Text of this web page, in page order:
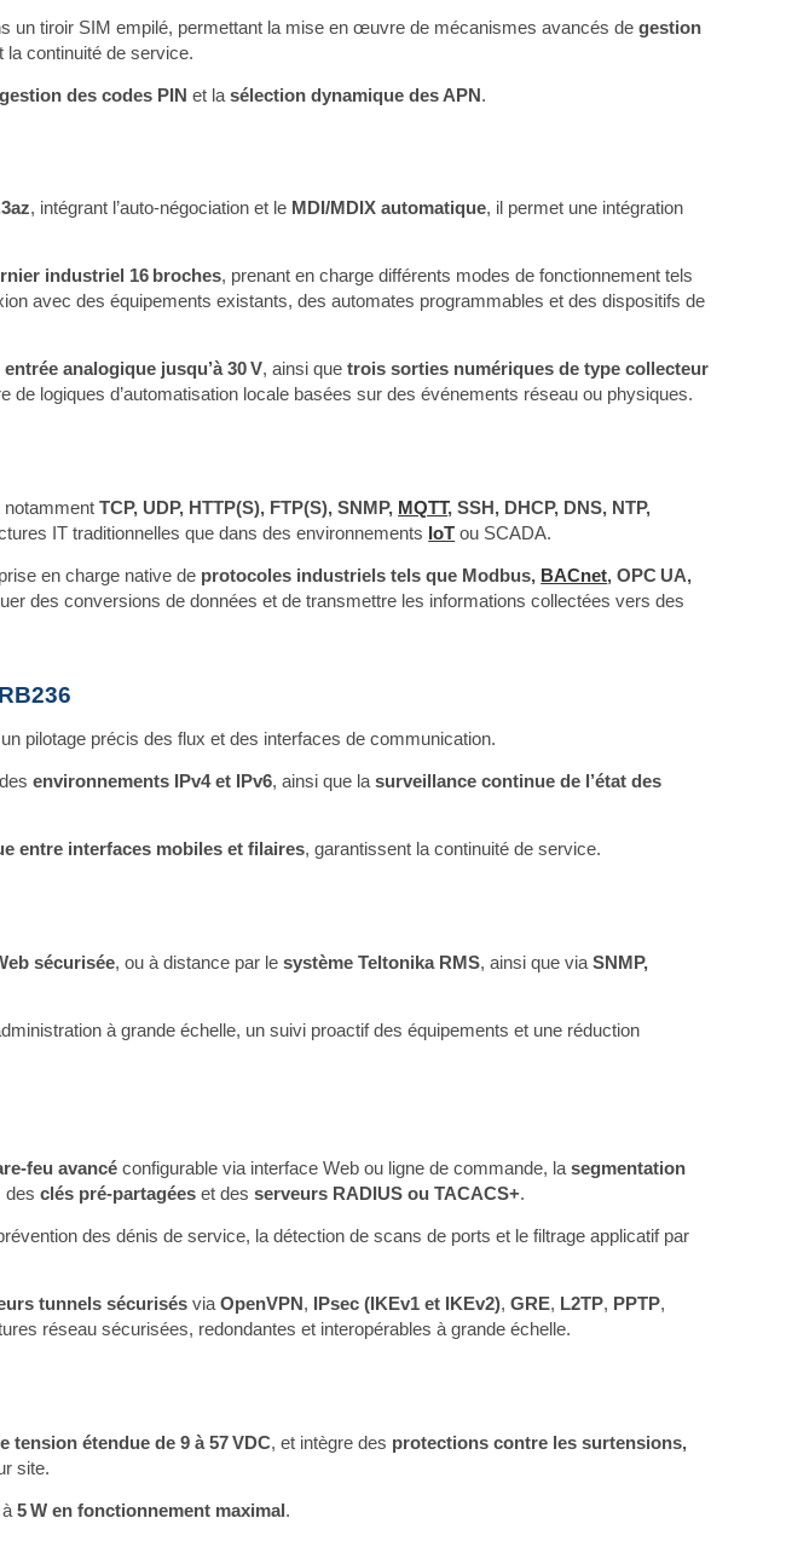
un tiroir SIM empilé, permettant la mise en œuvre de mécanismes avancés degestion
la continuité de service.
gestion des codes PIN et lasélection dynamique des APN .
, intégrant l’auto‑négociation et le MDI/MDIX automatique, il permet une intégration
industriel 16 broches, prenant en charge différents modes de fonctionnement tels
avec des équipements existants, des automates programmables et des dispositifs de
entrée analogique jusqu’à 30 V, ainsi quetrois sorties numériques de type collecteur
logiques d’automatisation locale basées sur des événements réseau ou physiques.
notamment TCP, UDP, HTTP(S), FTP(S), SNMP, MQTT, SSH, DHCP, DNS, NTP,
IT traditionnelles que dans des environnements IoT ou SCADA.
en charge native de protocoles industriels tels que Modbus, BACnet, OPC UA,
des conversions de données et de transmettre les informations collectées vers des
pilotage précis des flux et des interfaces de communication.
desenvironnements IPv4 et IPv6, ainsi que lasurveillance continue de l’état des
entre interfaces mobiles et filaires, garantissent la continuité de service.
sécurisée, ou à distance par lesystème Teltonika RMS, ainsi que viaSNMP,
à grande échelle, un suivi proactif des équipements et une réduction
avancé configurable via interface Web ou ligne de commande, lasegmentation
desclés pré‑partagées et desserveurs RADIUS ou TACACS+.
des dénis de service, la détection de scans de ports et le filtrage applicatif par
tunnels sécurisés viaOpenVPN , IPsec (IKEv1 et IKEv2),GRE, L2TP, PPTP,
réseau sécurisées, redondantes et interopérables à grande échelle.
tension étendue de 9 à 57 VDC, et intègre des protections contre les surtensions,
site.
à5 W en fonctionnement maximal .